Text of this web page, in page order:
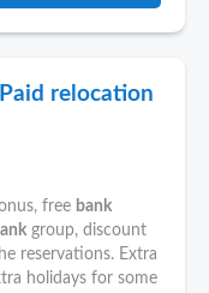
relocation
free bank
group, discount
reservations. Extra
holidays for some